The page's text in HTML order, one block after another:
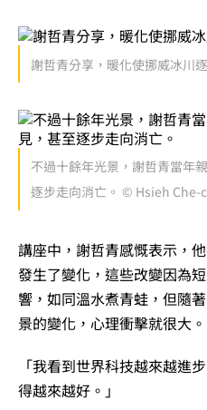
謝哲青分享，暖化使挪威冰川
不過十餘年光景，謝哲青當年
逐步走向消亡。 © Hsieh Che-
講座中，謝哲青感慨表示，
發生了變化，這些改變因為
響，如同溫水煮青蛙，但隨
景的變化，心理衝擊就很大。
「我看到世界科技越來越進
得越來越好。」